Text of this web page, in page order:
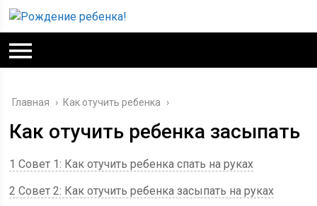
Главная › Как отучить ребенка ›
Как отучить ребенка засыпать
1 Совет 1: Как отучить ребенка спать на руках
2 Совет 2: Как отучить ребенка засыпать на руках